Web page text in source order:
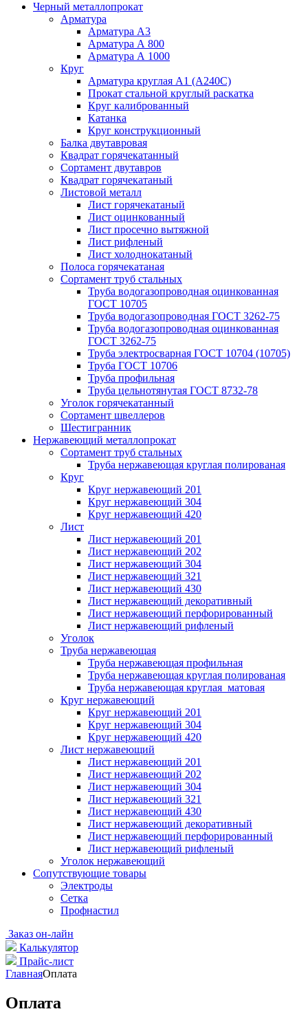
Черный металлопрокат
Арматура
Арматура А3
Арматура А 800
Арматура А 1000
Круг
Арматура круглая А1 (А240C)
Прокат стальной круглый раскатка
Круг калиброванный
Катанка
Круг конструкционный
Балка двутавровая
Квадрат горячекатанный
Сортамент двутавров
Квадрат горячекатаный
Листовой металл
Лист горячекатаный
Лист оцинкованный
Лист просечно вытяжной
Лист рифленый
Лист холоднокатаный
Полоса горячекатаная
Сортамент труб стальных
Труба водогазопроводная оцинкованная
ГОСТ 10705
Труба водогазопроводная ГОСТ 3262-75
Труба водогазопроводная оцинкованная
ГОСТ 3262-75
Труба электросварная ГОСТ 10704 (10705)
Труба ГОСТ 10706
Труба профильная
Труба цельнотянутая ГОСТ 8732-78
Уголок горячекатанный
Сортамент швеллеров
Шестигранник
Нержавеющий металлопрокат
Сортамент труб стальных
Труба нержавеющая круглая полированая
Круг
Круг нержавеющий 201
Круг нержавеющий 304
Круг нержавеющий 420
Лист
Лист нержавеющий 201
Лист нержавеющий 202
Лист нержавеющий 304
Лист нержавеющий 321
Лист нержавеющий 430
Лист нержавеющий декоративный
Лист нержавеющий перфорированный
Лист нержавеющий рифленый
Уголок
Труба нержавеющая
Труба нержавеющая профильная
Труба нержавеющая круглая полированая
Труба нержавеющая круглая матовая
Круг нержавеющий
Круг нержавеющий 201
Круг нержавеющий 304
Круг нержавеющий 420
Лист нержавеющий
Лист нержавеющий 201
Лист нержавеющий 202
Лист нержавеющий 304
Лист нержавеющий 321
Лист нержавеющий 430
Лист нержавеющий декоративный
Лист нержавеющий перфорированный
Лист нержавеющий рифленый
Уголок нержавеющий
Cопутствующие товары
Электроды
Сетка
Профнастил
Заказ он-лайн
Калькулятор
Прайс-лист
ГлавнаяОплата
Оплата